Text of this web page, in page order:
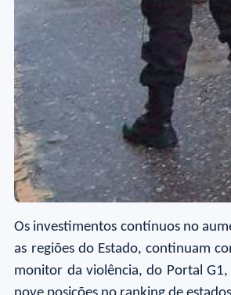
Os investimentos contínuos no
as regiões do Estado, continuam
monitor da violência, do Portal